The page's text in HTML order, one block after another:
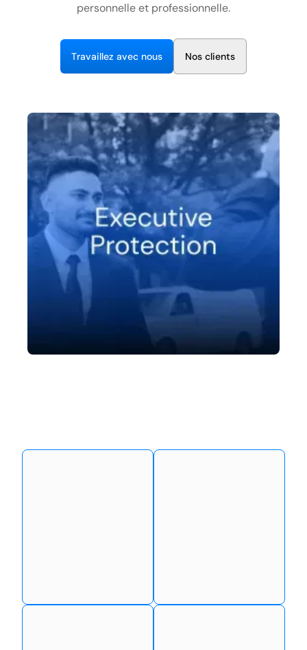
personnelle et professionnelle.
Travaillez avec nous Nos clients